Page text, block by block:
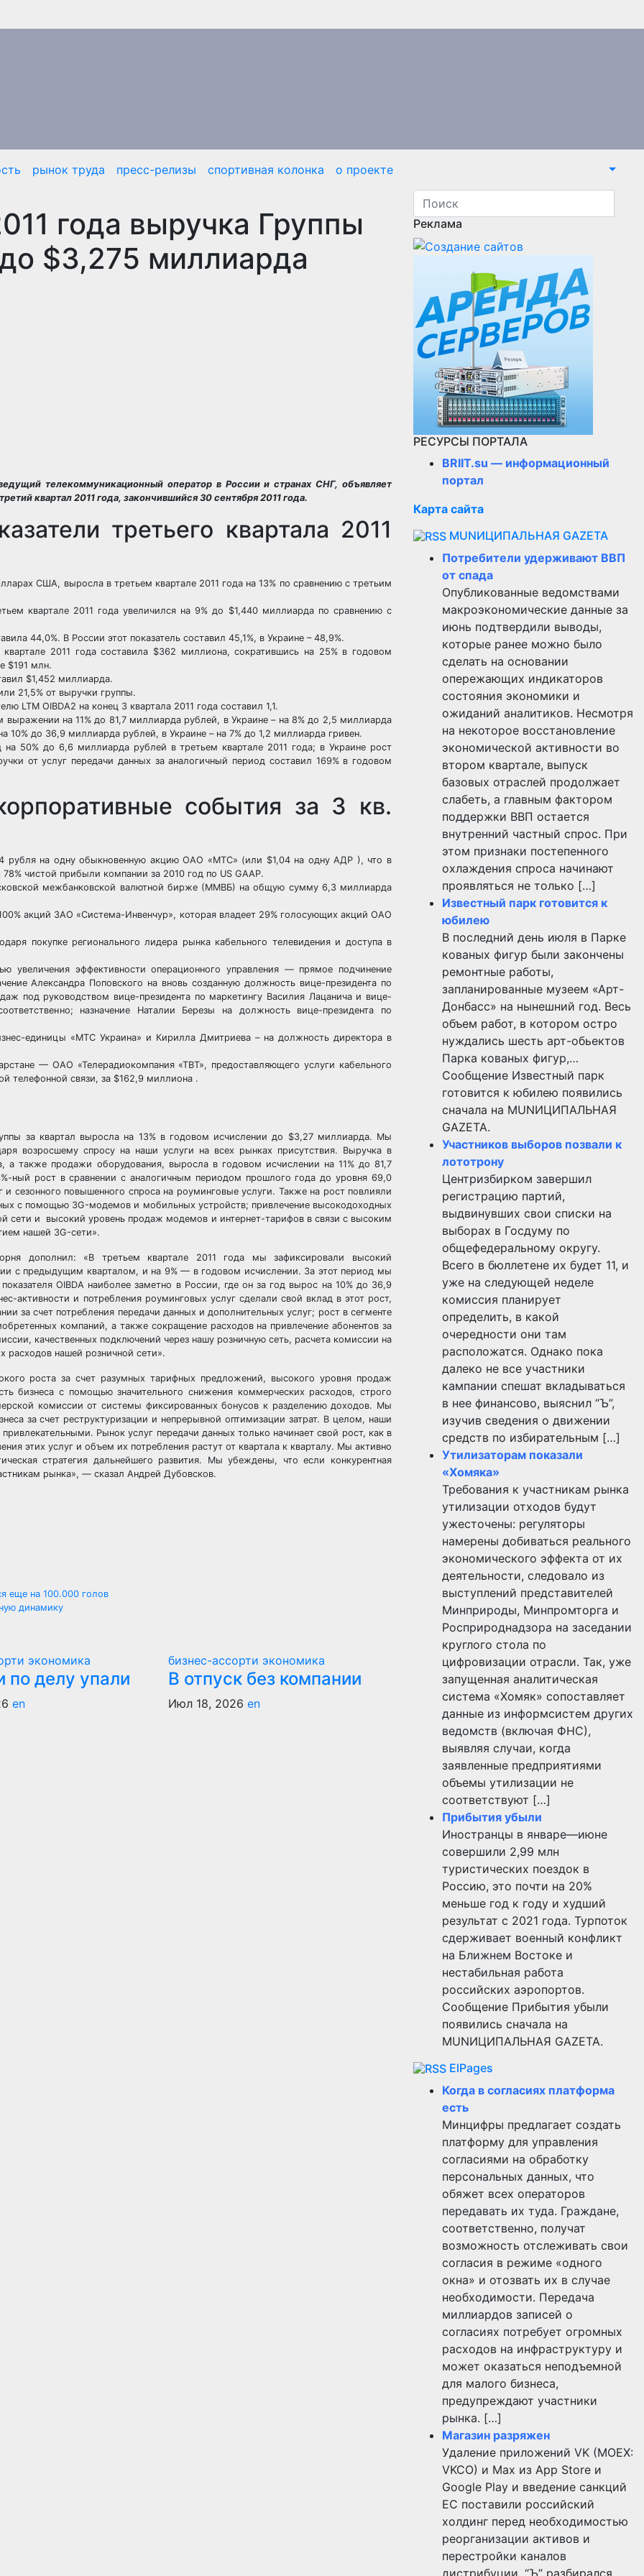
рынок труда пресс-релизы спортивная колонка
о проекте
года выручка Группы
$3,275 миллиарда
телекоммуникационный оператор в России и странах СНГ, объявляет
квартал 2011 года, закончившийся 30 сентября 2011 года.
третьего квартала 2011
США, выросла в третьем квартале 2011 года на 13% по сравнению с третьим
квартале 2011 года увеличился на 9% до $1,440 миллиарда по сравнению с
44,0%. В России этот показатель составил 45,1%, в Украине – 48,9%.
2011 года составила $362 миллиона, сократившись на 25% в годовом
$191 млн.
$1,452 миллиарда.
21,5% от выручки группы.
LTM OIBDA2 на конец 3 квартала 2011 года составил 1,1.
на 11% до 81,7 миллиарда рублей, в Украине – на 8% до 2,5 миллиарда
10% до 36,9 миллиарда рублей, в Украине – на 7% до 1,2 миллиарда гривен.
50% до 6,6 миллиарда рублей в третьем квартале 2011 года; в Украине рост
от услуг передачи данных за аналогичный период составил 169% в годовом
события за 3 кв.
на одну обыкновенную акцию ОАО «МТС» (или $1,04 на одну АДР ), что в
чистой прибыли компании за 2010 год по US GAAP.
межбанковской валютной бирже (ММВБ) на общую сумму 6,3 миллиарда
акций ЗАО «Система-Инвенчур», которая владеет 29% голосующих акций ОАО
покупке регионального лидера рынка кабельного телевидения и доступа в
эффективности операционного управления — прямое подчинение
Александра Поповского на вновь созданную должность вице-президента по
под руководством вице-президента по маркетингу Василия Лацанича и вице-
назначение Наталии Березы на должность вице-президента по
единицы «МТС Украина» и Кирилла Дмитриева – на должность директора в
— ОАО «Телерадиокомпания «ТВТ», предоставляющего услуги кабельного
телефонной связи, за $162,9 миллиона .
за квартал выросла на 13% в годовом исчислении до $3,27 миллиарда. Мы
возросшему спросу на наши услуги на всех рынках присутствия. Выручка в
также продажи оборудования, выросла в годовом исчислении на 11% до 81,7
ный рост в сравнении с аналогичным периодом прошлого года до уровня 69,0
сезонного повышенного спроса на роуминговые услуги. Также на рост повлияли
с помощью 3G-модемов и мобильных устройств; привлечение высокодоходных
сети и высокий уровень продаж модемов и интернет-тарифов в связи с высоким
нашей 3G-сети».
дополнил: «В третьем квартале 2011 года мы зафиксировали высокий
с предыдущим кварталом, и на 9% — в годовом исчислении. За этот период мы
OIBDA наиболее заметно в России, где он за год вырос на 10% до 36,9
активности и потребления роуминговых услуг сделали свой вклад в этот рост,
за счет потребления передачи данных и дополнительных услуг; рост в сегменте
компаний, а также сокращение расходов на привлечение абонентов за
качественных подключений через нашу розничную сеть, расчета комиссии на
расходов нашей розничной сети».
роста за счет разумных тарифных предложений, высокого уровня продаж
бизнеса с помощью значительного снижения коммерческих расходов, строго
комиссии от системы фиксированных бонусов к разделению доходов. Мы
за счет реструктуризации и непрерывной оптимизации затрат. В целом, наши
Рынок услуг передачи данных только начинает свой рост, как в
этих услуг и объем их потребления растут от квартала к кварталу. Мы активно
стратегия дальнейшего развития. Мы убеждены, что если конкурентная
рынка», — сказал Андрей Дубовсков.
еще на 100.000 голов
динамику
экономика
по делу упали
en
бизнес-ассорти экономика
В отпуск без компании
Июл 18, 2026 en
Реклама
РЕСУРСЫ ПОРТАЛА
BRIIT.su — информационный
портал
Карта сайта
MUNИЦИПАЛЬНАЯ GAZЕТА
Потребители удерживают ВВП
от спада
Опубликованные ведомствами
макроэкономические данные за
июнь подтвердили выводы,
которые ранее можно было
сделать на основании
опережающих индикаторов
состояния экономики и
ожиданий аналитиков. Несмотря
на некоторое восстановление
экономической активности во
втором квартале, выпуск
базовых отраслей продолжает
слабеть, а главным фактором
поддержки ВВП остается
внутренний частный спрос. При
этом признаки постепенного
охлаждения спроса начинают
проявляться не только […]
Известный парк готовится к
юбилею
В последний день июля в Парке
кованых фигур были закончены
ремонтные работы,
запланированные музеем «Арт-
Донбасс» на нынешний год. Весь
объем работ, в котором остро
нуждались шесть арт-обьектов
Парка кованых фигур,…
Сообщение Известный парк
готовится к юбилею появились
сначала на MUNИЦИПАЛЬНАЯ
GAZЕТА.
Участников выборов позвали к
лототрону
Центризбирком завершил
регистрацию партий,
выдвинувших свои списки на
выборах в Госдуму по
общефедеральному округу.
Всего в бюллетене их будет 11, и
уже на следующей неделе
комиссия планирует
определить, в какой
очередности они там
расположатся. Однако пока
далеко не все участники
кампании спешат вкладываться
в нее финансово, выяснил “Ъ”,
изучив сведения о движении
средств по избирательным […]
Утилизаторам показали
«Хомяка»
Требования к участникам рынка
утилизации отходов будут
ужесточены: регуляторы
намерены добиваться реального
экономического эффекта от их
деятельности, следовало из
выступлений представителей
Минприроды, Минпромторга и
Росприроднадзора на заседании
круглого стола по
цифровизации отрасли. Так, уже
запущенная аналитическая
система «Хомяк» сопоставляет
данные из информсистем других
ведомств (включая ФНС),
выявляя случаи, когда
заявленные предприятиями
объемы утилизации не
соответствуют […]
Прибытия убыли
Иностранцы в январе—июне
совершили 2,99 млн
туристических поездок в
Россию, это почти на 20%
меньше год к году и худший
результат с 2021 года. Турпоток
сдерживает военный конфликт
на Ближнем Востоке и
нестабильная работа
российских аэропортов.
Сообщение Прибытия убыли
появились сначала на
MUNИЦИПАЛЬНАЯ GAZЕТА.
ElPages
Когда в согласиях платформа
есть
Минцифры предлагает создать
платформу для управления
согласиями на обработку
персональных данных, что
обяжет всех операторов
передавать их туда. Граждане,
соответственно, получат
возможность отслеживать свои
согласия в режиме «одного
окна» и отозвать их в случае
необходимости. Передача
миллиардов записей о
согласиях потребует огромных
расходов на инфраструктуру и
может оказаться неподъемной
для малого бизнеса,
предупреждают участники
рынка. […]
Магазин разряжен
Удаление приложений VK (MOEX:
VKCO) и Max из App Store и
Google Play и введение санкций
ЕС поставили российский
холдинг перед необходимостью
реорганизации активов и
перестройки каналов
дистрибуции. “Ъ” разбирался,